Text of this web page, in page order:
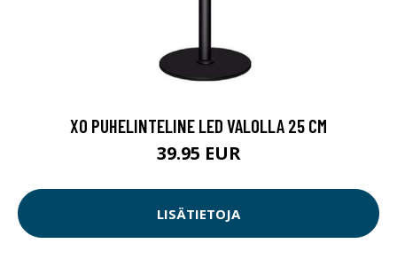
XO PUHELINTELINE LED VALOLLA 25 CM
39.95 EUR
LISÄTIETOJA